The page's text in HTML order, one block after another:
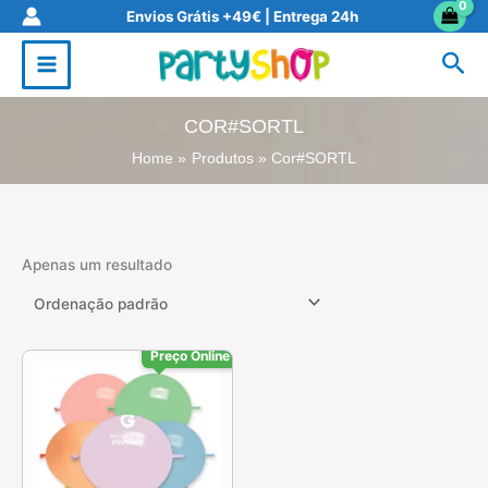
Skip
content
Envios Grátis +49€ | Entrega 24h
COR#SORTL
Home Produtos Cor#SORTL
Apenas um resultado
Preço Online